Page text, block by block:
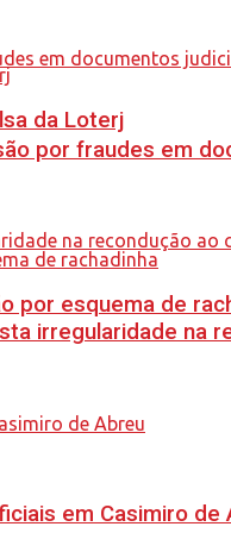
por fraudes em
irregularidade na
em Casimiro de
da Loterj
por esquema de